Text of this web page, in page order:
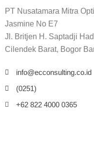
PT Nusatamara Mitra
Jasmine No E7
Jl. Britjen H. Saptadji
Cilendek Barat, Bogor
info@ecconsulting.co.id
(0251)
+62 822 4000 0365